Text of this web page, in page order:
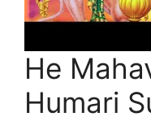
He
Humari